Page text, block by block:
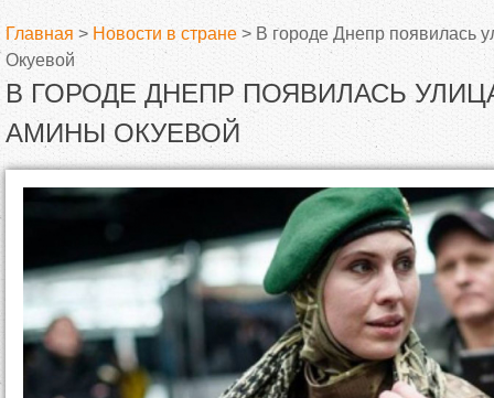
В
ы
з
Главная > Новости в стране > В городе Днепр появилась
Окуевой
В ГОРОДЕ ДНЕПР ПОЯВИЛАСЬ
АМИНЫ ОКУЕВОЙ